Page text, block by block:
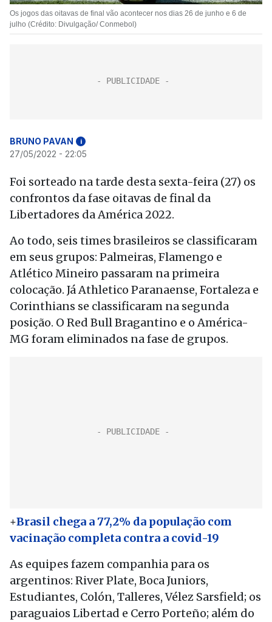
Os jogos das oitavas de final vão acontecer nos dias 26 de junho e 6 de
julho (Crédito: Divulgação/ Conmebol)
BRUNO PAVAN i
27/05/2022 - 22:05
Foi sorteado na tarde desta sexta-feira (27) os
confrontos da fase oitavas de final da
Libertadores da América 2022.
Ao todo, seis times brasileiros se classificaram
em seus grupos: Palmeiras, Flamengo e
Atlético Mineiro passaram na primeira
colocação. Já Athletico Paranaense, Fortaleza e
Corinthians se classificaram na segunda
posição. O Red Bull Bragantino e o América-
MG foram eliminados na fase de grupos.
+Brasil chega a 77,2% da população com
vacinação completa contra a covid-19
As equipes fazem companhia para os
argentinos: River Plate, Boca Juniors,
Estudiantes, Colón, Talleres, Vélez Sarsfield; os
paraguaios Libertad e Cerro Porteño; além do